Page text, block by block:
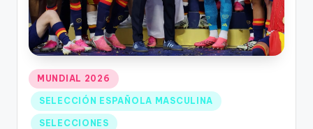
MUNDIAL 2026
SELECCIÓN ESPAÑOLA MASCULINA
SELECCIONES